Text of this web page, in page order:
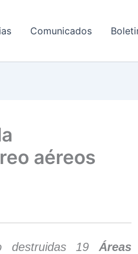
Comunicados
aéreos
19 Áreas